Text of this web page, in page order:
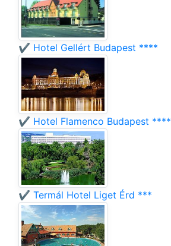
✔️ Hotel Gellért Budapest ****
✔️ Hotel Flamenco Budapest ****
✔️ Termál Hotel Liget Érd ***